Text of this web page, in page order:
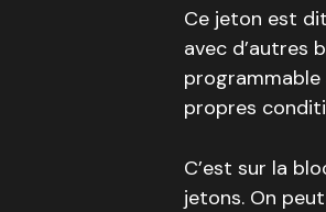
Ce jeton est
avec d’autres
programmable
propres
C’est sur la
jetons. On